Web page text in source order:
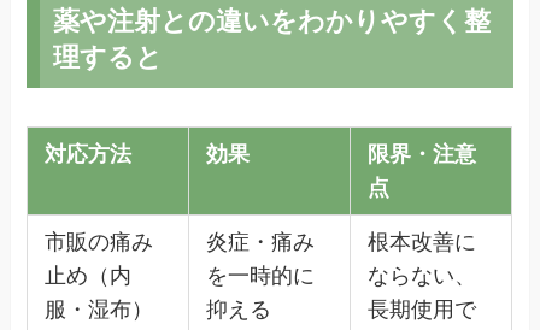
薬や注射との違いをわかりやすく整
理すると
対応方法 効果
限界・注意
点
市販の痛み
止め（内
服・湿布）
炎症・痛み
を一時的に
抑える
根本改善に
ならない、
長期使用で